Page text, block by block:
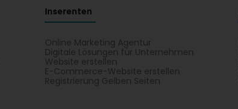
Inserenten
Online Marketing Agentur
Digitale Lösungen für Unternehmen
Website erstellen
E-Commerce-Website erstellen
Registrierung Gelben Seiten